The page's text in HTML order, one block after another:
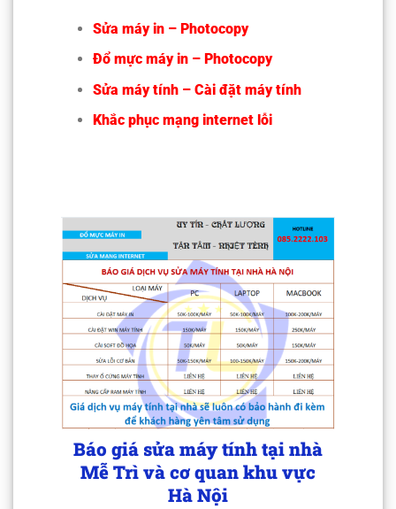
Sửa máy in – Photocopy
Đổ mực máy in – Photocopy
Sửa máy tính – Cài đặt máy tính
Khắc phục mạng internet lỗi
Báo giá sửa máy tính tại nhà
Mễ Trì và cơ quan khu vực
Hà Nội